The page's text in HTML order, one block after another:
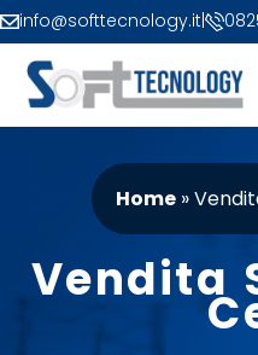
info@softtecnology.it
Home»
Vendita